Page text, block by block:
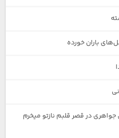
باران خورده
در قصر قلبم نازتو میخرم